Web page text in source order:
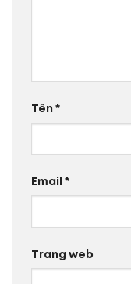
Tên *
Email *
Trang web